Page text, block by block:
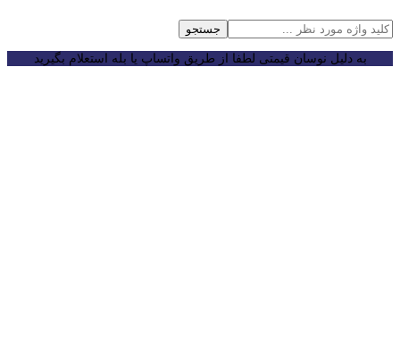
جستجو
به دلیل نوسان قیمتی لطفا از طریق واتساپ یا بله استعلام بگیرید